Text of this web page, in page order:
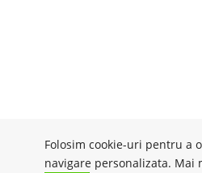
Folosim cookie-uri pentru a
navigare personalizata. Mai